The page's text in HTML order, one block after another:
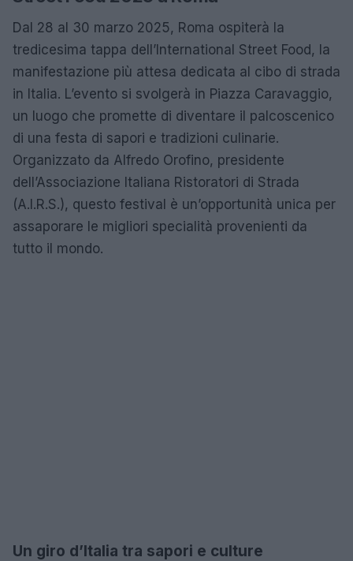
Dal 28 al 30 marzo 2025, Roma ospiterà la
tredicesima tappa dell’International Street Food, la
manifestazione più attesa dedicata al cibo di strada
in Italia. L’evento si svolgerà in Piazza Caravaggio,
un luogo che promette di diventare il palcoscenico
di una festa di sapori e tradizioni culinarie.
Organizzato da Alfredo Orofino, presidente
dell’Associazione Italiana Ristoratori di Strada
(A.I.R.S.), questo festival è un’opportunità unica per
assaporare le migliori specialità provenienti da
tutto il mondo.
Un giro d’Italia tra sapori e culture